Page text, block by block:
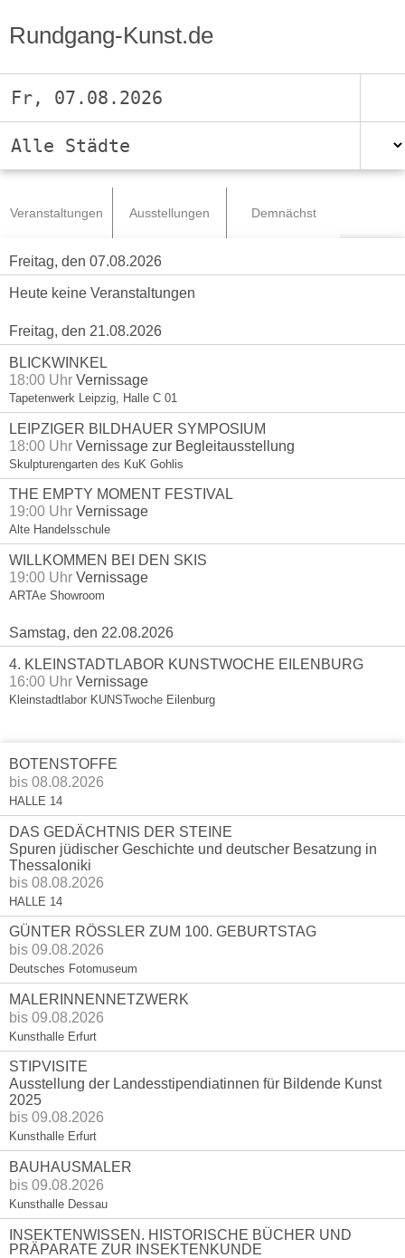
Rundgang-Kunst.de
Fr, 07.08.2026
Alle Städte
Veranstaltungen Ausstellungen Demnächst
Freitag, den 07.08.2026
Heute keine Veranstaltungen
Freitag, den 21.08.2026
BLICKWINKEL
18:00 Uhr Vernissage
Tapetenwerk Leipzig, Halle C 01
LEIPZIGER BILDHAUER SYMPOSIUM
18:00 Uhr Vernissage zur Begleitausstellung
Skulpturengarten des KuK Gohlis
THE EMPTY MOMENT FESTIVAL
19:00 Uhr Vernissage
Alte Handelsschule
WILLKOMMEN BEI DEN SKIS
19:00 Uhr Vernissage
ARTAe Showroom
Samstag, den 22.08.2026
4. KLEINSTADTLABOR KUNSTWOCHE EILENBURG
16:00 Uhr Vernissage
Kleinstadtlabor KUNSTwoche Eilenburg
BOTENSTOFFE
bis 08.08.2026
HALLE 14
DAS GEDÄCHTNIS DER STEINE
Spuren jüdischer Geschichte und deutscher Besatzung in
Thessaloniki
bis 08.08.2026
HALLE 14
GÜNTER RÖSSLER ZUM 100. GEBURTSTAG
bis 09.08.2026
Deutsches Fotomuseum
MALERINNENNETZWERK
bis 09.08.2026
Kunsthalle Erfurt
STIPVISITE
Ausstellung der Landesstipendiatinnen für Bildende Kunst
2025
bis 09.08.2026
Kunsthalle Erfurt
BAUHAUSMALER
bis 09.08.2026
Kunsthalle Dessau
INSEKTENWISSEN. HISTORISCHE BÜCHER UND
PRÄPARATE ZUR INSEKTENKUNDE